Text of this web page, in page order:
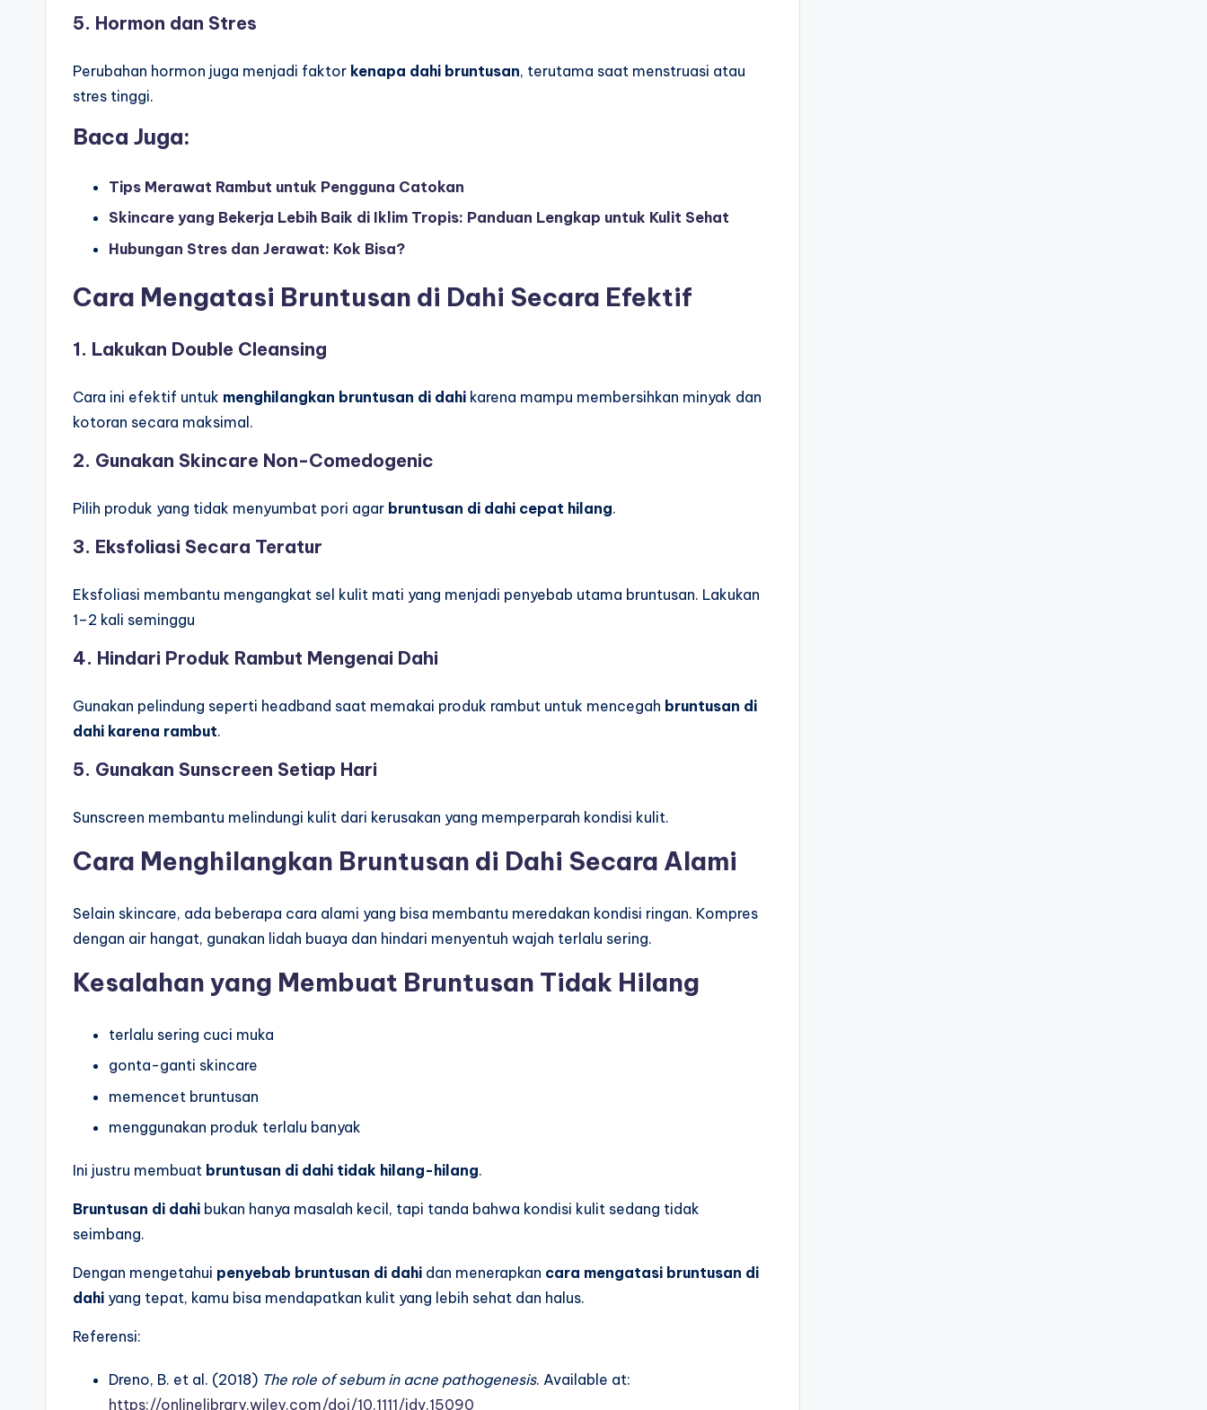
5. Hormon dan Stres
Perubahan hormon juga menjadi faktor kenapa dahi bruntusan, terutama saat menstruasi atau
stres tinggi.
Baca Juga:
Tips Merawat Rambut untuk Pengguna Catokan
Skincare yang Bekerja Lebih Baik di Iklim Tropis: Panduan Lengkap untuk Kulit Sehat
Hubungan Stres dan Jerawat: Kok Bisa?
Cara Mengatasi Bruntusan di Dahi Secara Efektif
1. Lakukan Double Cleansing
Cara ini efektif untuk menghilangkan bruntusan di dahi karena mampu membersihkan minyak dan
kotoran secara maksimal.
2. Gunakan Skincare Non-Comedogenic
Pilih produk yang tidak menyumbat pori agar bruntusan di dahi cepat hilang.
3. Eksfoliasi Secara Teratur
Eksfoliasi membantu mengangkat sel kulit mati yang menjadi penyebab utama bruntusan. Lakukan
1–2 kali seminggu
4. Hindari Produk Rambut Mengenai Dahi
Gunakan pelindung seperti headband saat memakai produk rambut untuk mencegah bruntusan di
dahi karena rambut.
5. Gunakan Sunscreen Setiap Hari
Sunscreen membantu melindungi kulit dari kerusakan yang memperparah kondisi kulit.
Cara Menghilangkan Bruntusan di Dahi Secara Alami
Selain skincare, ada beberapa cara alami yang bisa membantu meredakan kondisi ringan. Kompres
dengan air hangat, gunakan lidah buaya dan hindari menyentuh wajah terlalu sering.
Kesalahan yang Membuat Bruntusan Tidak Hilang
terlalu sering cuci muka
gonta-ganti skincare
memencet bruntusan
menggunakan produk terlalu banyak
Ini justru membuat bruntusan di dahi tidak hilang-hilang.
Bruntusan di dahi bukan hanya masalah kecil, tapi tanda bahwa kondisi kulit sedang tidak
seimbang.
Dengan mengetahui penyebab bruntusan di dahi dan menerapkan cara mengatasi bruntusan di
dahi yang tepat, kamu bisa mendapatkan kulit yang lebih sehat dan halus.
Referensi:
Dreno, B. et al. (2018) The role of sebum in acne pathogenesis. Available at:
https://onlinelibrary.wiley.com/doi/10.1111/jdv.15090